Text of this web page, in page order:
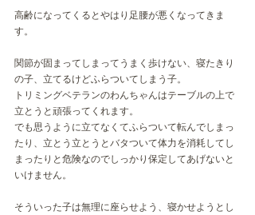
高齢になってくるとやはり足腰が悪くなってきま
す。
関節が固まってしまってうまく歩けない、寝たきり
の子、立てるけどふらついてしまう子。
トリミングベテランのわんちゃんはテーブルの上で
立とうと頑張ってくれます。
でも思うように立てなくてふらついて転んでしまっ
たり、立とう立とうとバタついて体力を消耗してし
まったりと危険なのでしっかり保定してあげないと
いけません。
そういった子は無理に座らせよう、寝かせようとし